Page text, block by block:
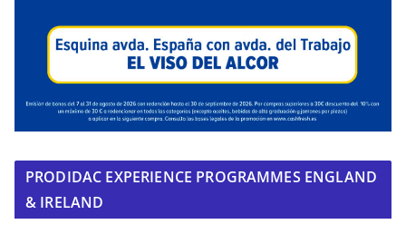
PRODIDAC EXPERIENCE PROGRAMMES ENGLAND
& IRELAND